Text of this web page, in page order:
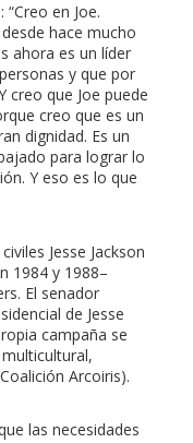
en Joe.
hace mucho
ahora es un líder
y que por
creo que Joe puede
creo que es un
dignidad. Es un
para lograr lo
Y eso es lo que
Jesse Jackson
1984 y 1988–
El senador
de Jesse
campaña se
Arcoiris).
las necesidades